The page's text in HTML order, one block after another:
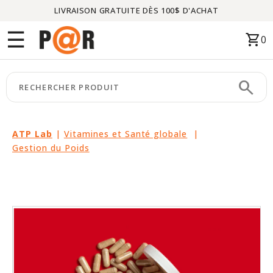
LIVRAISON GRATUITE DÈS 100$ D'ACHAT
☰ shopping_cart0
search
ATP Lab | Vitamines et Santé globale
|
Gestion du Poids
Menu
CATÉGORIES
keyboard_arrow_right
MARQUES
keyboard_arrow_right
PACKAGES
keyboard_arrow_right
MOIS-